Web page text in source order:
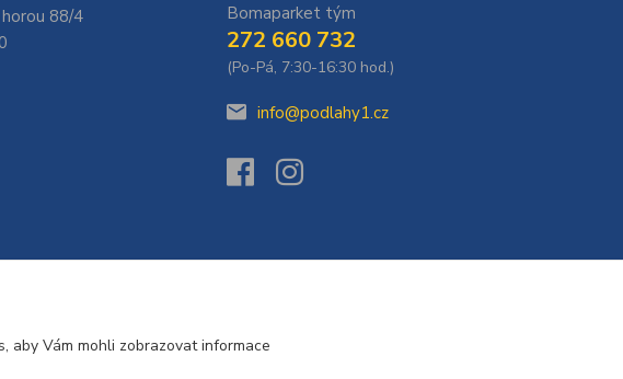
88/4
Bomaparket tým
272 660 732
(Po-Pá, 7:30-16:30 hod.)
info@podlahy1.cz
aby Vám mohli zobrazovat informace